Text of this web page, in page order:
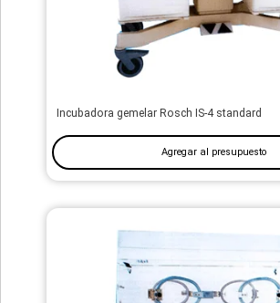
Incubadora gemelar Rosch IS-4 standard
Agregar al presupuesto